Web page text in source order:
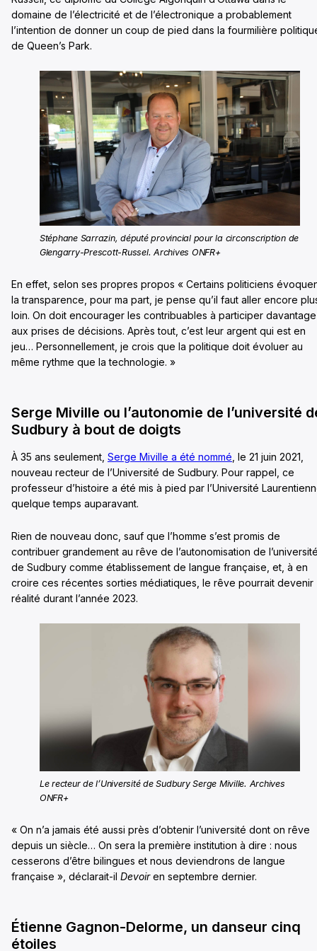
domaine de l’électricité et de l’électronique a probablement
l’intention de donner un coup de pied dans la fourmilière
de Queen’s Park.
Stéphane Sarrazin, député provincial pour la circonscription de
Glengarry-Prescott-Russel. Archives ONFR+
En effet, selon ses propres propos « Certains politiciens
la transparence, pour ma part, je pense qu’il faut aller encore
loin. On doit encourager les contribuables à participer davantage
aux prises de décisions. Après tout, c’est leur argent qui est en
jeu… Personnellement, je crois que la politique doit évoluer au
même rythme que la technologie. »
Serge Miville ou l’autonomie de l’université
Sudbury à bout de doigts
À 35 ans seulement, Serge Miville a été nommé, le 21 juin 2021,
nouveau recteur de l’Université de Sudbury. Pour rappel, ce
professeur d’histoire a été mis à pied par l’Université
quelque temps auparavant.
Rien de nouveau donc, sauf que l’homme s’est promis de
contribuer grandement au rêve de l’autonomisation de
de Sudbury comme établissement de langue française, et, à en
croire ces récentes sorties médiatiques, le rêve pourrait devenir
réalité durant l’année 2023.
Le recteur de l’Université de Sudbury Serge Miville. Archives
ONFR+
« On n’a jamais été aussi près d’obtenir l’université dont on rêve
depuis un siècle… On sera la première institution à dire : nous
cesserons d’être bilingues et nous deviendrons de langue
française », déclarait-il Devoiren septembre dernier.
Étienne Gagnon-Delorme, un danseur cinq
étoiles